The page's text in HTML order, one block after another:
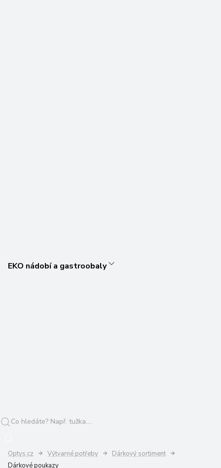
EKO nádobí a gastroobaly
Optys.cz Výtvarné potřeby
Dárkový sortiment
Dárkové poukazy